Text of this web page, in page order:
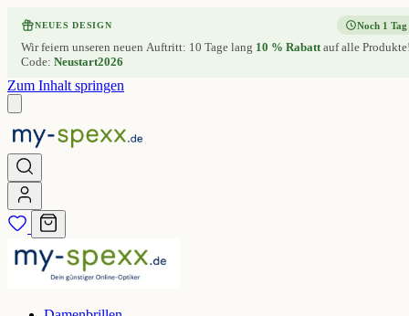
NEUES DESIGN
Wir feiern unseren neuen Auftritt: 10 Tage lang 10 % Rabattauf alle
Code: Neustart2026
Noch 1 Tag
Zum Inhalt springen